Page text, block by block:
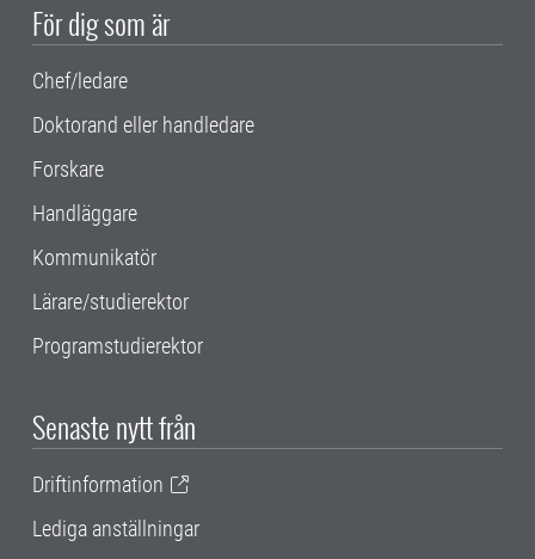
För dig som är
Chef/ledare
Doktorand eller handledare
Forskare
Handläggare
Kommunikatör
Lärare/studierektor
Programstudierektor
Senaste nytt från
Driftinformation
Lediga anställningar